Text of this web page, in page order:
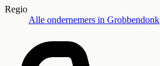
Regio
Alle ondernemers in Grobbendonk